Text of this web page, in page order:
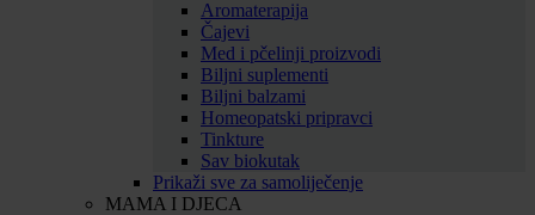
Aromaterapija
Čajevi
Med i pčelinji proizvodi
Biljni suplementi
Biljni balzami
Homeopatski pripravci
Tinkture
Sav biokutak
Prikaži sve za samoliječenje
MAMA I DJECA